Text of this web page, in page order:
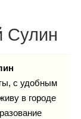
Сулин
с удобным
в городе